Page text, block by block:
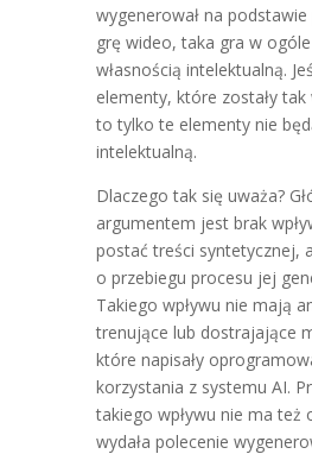
wygenerował na podstawie
grę wideo, taka gra w
własnością intelektualną.
elementy, które zostały
to tylko te elementy nie
intelektualną.
Dlaczego tak się uważa?
argumentem jest brak
postać treści syntetycznej,
o przebiegu procesu jej
Takiego wpływu nie mają
trenujące lub dostrajające
które napisały
korzystania z systemu AI.
takiego wpływu nie ma też
wydała polecenie